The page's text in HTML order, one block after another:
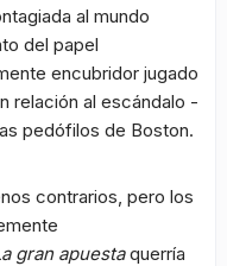
al mundo
del papel
encubridor jugado
relación al escándalo -
pedófilos de Boston.
contrarios, pero los
gran apuestaquerría